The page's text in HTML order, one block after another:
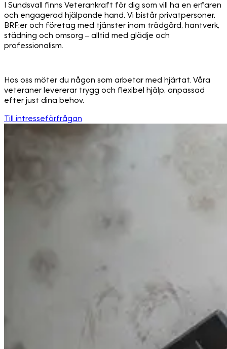
I Sundsvall finns Veterankraft för dig som vill ha en erfaren
och engagerad hjälpande hand. Vi bistår privatpersoner,
BRF:er och företag med tjänster inom trädgård, hantverk,
städning och omsorg – alltid med glädje och
professionalism.
Hos oss möter du någon som arbetar med hjärtat. Våra
veteraner levererar trygg och flexibel hjälp, anpassad
efter just dina behov.
Till intresseförfrågan